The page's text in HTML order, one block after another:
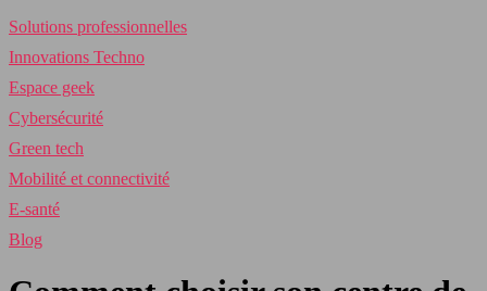
Solutions professionnelles
Innovations Techno
Espace geek
Cybersécurité
Green tech
Mobilité et connectivité
E-santé
Blog